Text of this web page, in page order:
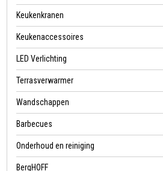
Keukenkranen
Keukenaccessoires
LED Verlichting
Terrasverwarmer
Wandschappen
Barbecues
Onderhoud en reiniging
BergHOFF